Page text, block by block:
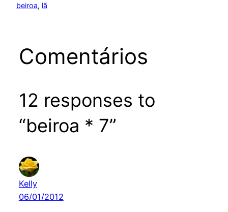
beiroa, lã
Comentários
12 responses to
“beiroa * 7”
Kelly
06/01/2012